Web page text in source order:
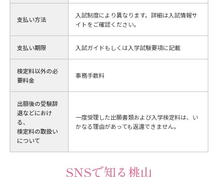
支払い方法
入試制度により異なります。詳細は入試情報サ
イトをご確認ください。
支払い期限 入試ガイドもしくは入学試験要項に記載
検定料以外の必
要料金
事務手数料
出願後の受験辞
退などにおけ
る、
検定料の取扱い
について
一度受理した出願書類および入学検定料は、い
かなる理由があっても返還できません。
SNSで知る桃山